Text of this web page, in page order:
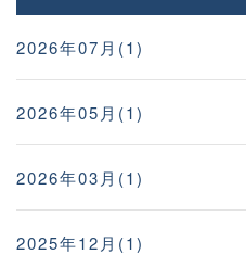
2026年07月(1)
2026年05月(1)
2026年03月(1)
2025年12月(1)